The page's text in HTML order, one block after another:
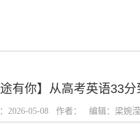
途有你】从高考英语33
2026-05-08 作者： 编辑：梁婉